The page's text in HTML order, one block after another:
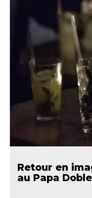
Retour en
au Papa Doble